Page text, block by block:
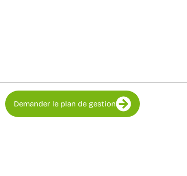
Demander le plan de gestion